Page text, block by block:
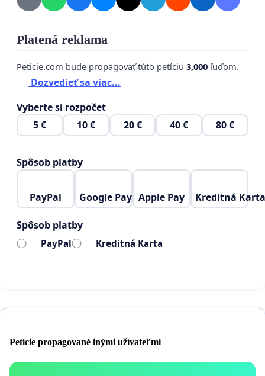
Platená reklama
Peticie.com bude propagovať túto petíciu 3,000 ľuďom.
Dozvedieť sa viac...
Vyberte si rozpočet
5 €
10 € 20 € 40 € 80 €
Spôsob platby
PayPal Google Pay Apple Pay Kreditná Karta
Spôsob platby
PayPal Kreditná Karta
Petície propagované inými užívateľmi